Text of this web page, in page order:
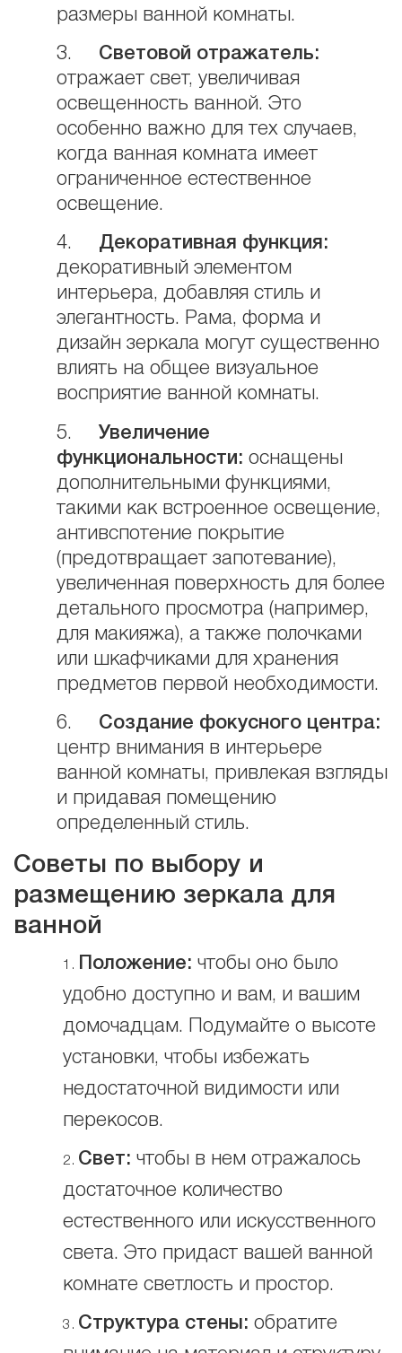
размеры ванной комнаты.
3. Световой отражатель:
отражает свет, увеличивая
освещенность ванной. Это
особенно важно для тех случаев,
когда ванная комната имеет
ограниченное естественное
освещение.
4. Декоративная функция:
декоративный элементом
интерьера, добавляя стиль и
элегантность. Рама, форма и
дизайн зеркала могут существенно
влиять на общее визуальное
восприятие ванной комнаты.
5. Увеличение
функциональности: оснащены
дополнительными функциями,
такими как встроенное освещение,
антивспотение покрытие
(предотвращает запотевание),
увеличенная поверхность для более
детального просмотра (например,
для макияжа), а также полочками
или шкафчиками для хранения
предметов первой необходимости.
6. Создание фокусного центра:
центр внимания в интерьере
ванной комнаты, привлекая взгляды
и придавая помещению
определенный стиль.
Советы по выбору и
размещению зеркала для
ванной
Положение: чтобы оно было
удобно доступно и вам, и вашим
домочадцам. Подумайте о высоте
установки, чтобы избежать
недостаточной видимости или
перекосов.
Свет: чтобы в нем отражалось
достаточное количество
естественного или искусственного
света. Это придаст вашей ванной
комнате светлость и простор.
Структура стены: обратите